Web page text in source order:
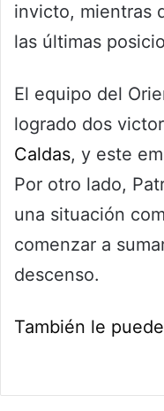
invicto, mientras
las últimas
El equipo del
logrado dos
Caldas, y este
Por otro lado,
una situación
comenzar a
descenso.
También le